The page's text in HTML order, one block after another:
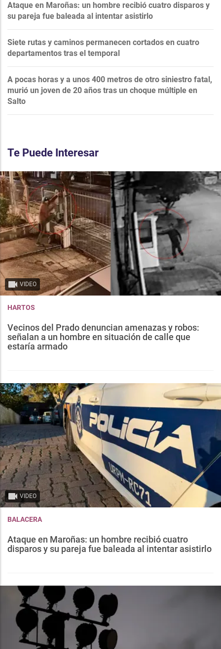
Ataque en Maroñas: un hombre recibió cuatro disparos y
su pareja fue baleada al intentar asistirlo
Siete rutas y caminos permanecen cortados en cuatro
departamentos tras el temporal
A pocas horas y a unos 400 metros de otro siniestro fatal,
murió un joven de 20 años tras un choque múltiple en
Salto
Te Puede Interesar
VIDEO
HARTOS
Vecinos del Prado denuncian amenazas y robos:
señalan a un hombre en situación de calle que
estaría armado
VIDEO
BALACERA
Ataque en Maroñas: un hombre recibió cuatro
disparos y su pareja fue baleada al intentar asistirlo